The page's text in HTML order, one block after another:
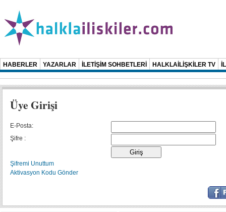
HABERLER YAZARLAR İLETİŞİM SOHBETLERİ HALKLAİLİŞKİLER TV
Üye Girişi
E-Posta:
Şifre :
Şifremi Unuttum
Aktivasyon Kodu Gönder